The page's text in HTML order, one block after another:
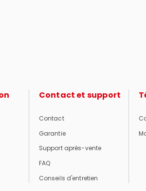
Contact et support
Contact
Garantie
Support après-vente
FAQ
Conseils d'entretien